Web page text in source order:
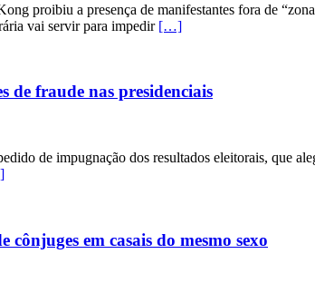
proibiu a presença de manifestantes fora de
vai servir para impedir […]
de fraude nas presidenciais
de impugnação dos resultados eleitorais, que
em casais do mesmo sexo